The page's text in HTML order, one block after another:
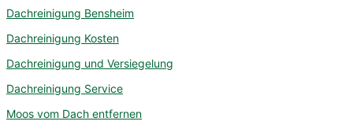
Dachreinigung Bensheim
Dachreinigung Kosten
Dachreinigung und Versiegelung
Dachreinigung Service
Moos vom Dach entfernen